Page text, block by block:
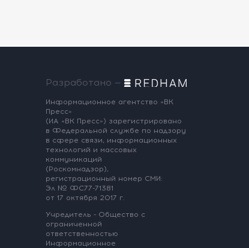
Разработано —
Информационное агентство «ВК
Пресс»
(ИА «ВК Пресс») зарегистрировано
в Федеральной службе по надзору
в сфере связи, информационных
технологий и массовых
коммуникаций
(Роскомнадзор),
регистрационный номер СМИ:
Эл № ФС77-71381
от 17 октября 2017 г.
Учредитель - Общество с
ограниченной
ответственностью
Информационное